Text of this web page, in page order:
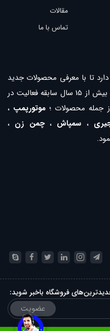
مقالات
تماس با ما
دارد تا با معرفی محصولات جدید
و بروز و همچنین ارائه بهترین ها با بیش از 15 سال سابقه فعالیت در
جمله محصولات ؛ موتورپمپ ،
، سمپاش ،چمن زن ،
فروشگاه باخبر شوید:
عضویت